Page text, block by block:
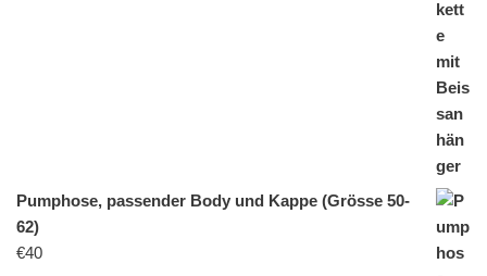
Pumphose, passender Body und Kappe (Grösse 50-
62)
€40